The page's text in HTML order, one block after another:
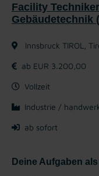
Facility
Gebäudetechnik
Innsbruck TIROL,
ab EUR 3.200,00
Vollzeit
Industrie /
ab sofort
Deine Aufgaben